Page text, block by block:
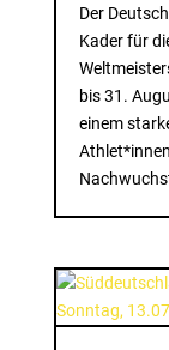
Der
Kader für
bis 31.
einem